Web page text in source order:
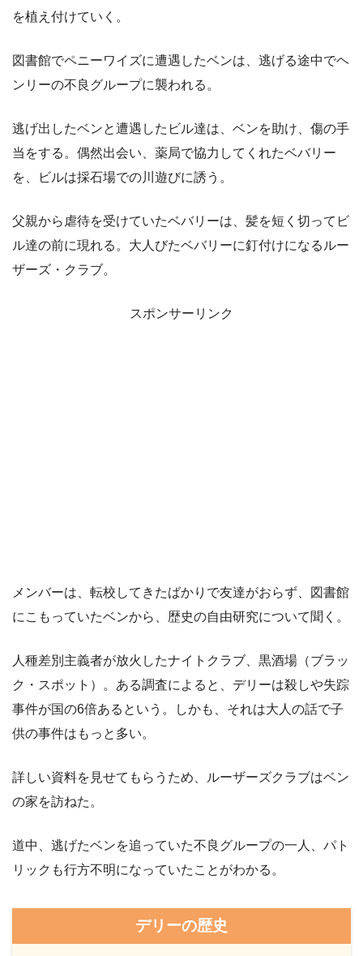
を植え付けていく。
図書館でペニーワイズに遭遇したベンは、逃げる途中でヘ
ンリーの不良グループに襲われる。
逃げ出したベンと遭遇したビル達は、ベンを助け、傷の手
当をする。偶然出会い、薬局で協力してくれたベバリー
を、ビルは採石場での川遊びに誘う。
父親から虐待を受けていたベバリーは、髪を短く切ってビ
ル達の前に現れる。大人びたベバリーに釘付けになるルー
ザーズ・クラブ。
スポンサーリンク
メンバーは、転校してきたばかりで友達がおらず、図書館
にこもっていたベンから、歴史の自由研究について聞く。
人種差別主義者が放火したナイトクラブ、黒酒場（ブラッ
ク・スポット）。ある調査によると、デリーは殺しや失踪
事件が国の6倍あるという。しかも、それは大人の話で子
供の事件はもっと多い。
詳しい資料を見せてもらうため、ルーザーズクラブはベン
の家を訪ねた。
道中、逃げたベンを追っていた不良グループの一人、パト
リックも行方不明になっていたことがわかる。
デリーの歴史